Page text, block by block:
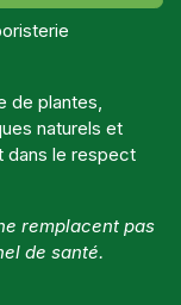
de plantes,
naturels et
dans le respect
remplacent pas
de santé.